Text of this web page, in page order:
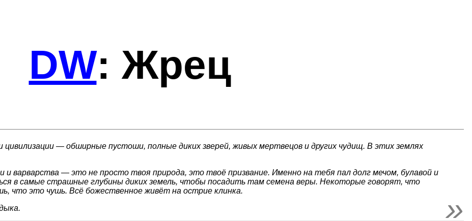
DW: Жрец
— обширные пустоши, полные диких зверей, живых мертвецов и других чудищ. В этих землях
варварства — это не просто твоя природа, это твоё призвание. Именно на тебя пал долг мечом, булавой и
в самые страшные глубины диких земель, чтобы посадить там семена веры. Некоторые говорят, что
что это чушь. Всё божественное живёт на острие клинка.